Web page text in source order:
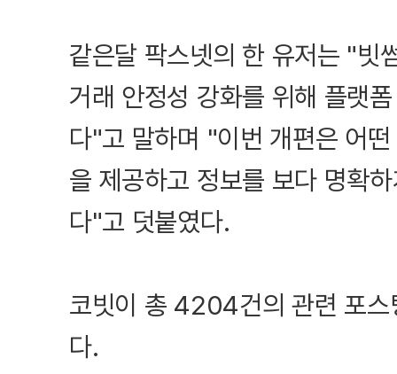
같은달 팍스넷의 한 유저는 "빗
거래 안정성 강화를 위해 플랫
다"고 말하며 "이번 개편은 어
을 제공하고 정보를 보다 명확
다"고 덧붙였다.
코빗이 총 4204건의 관련 포
다.